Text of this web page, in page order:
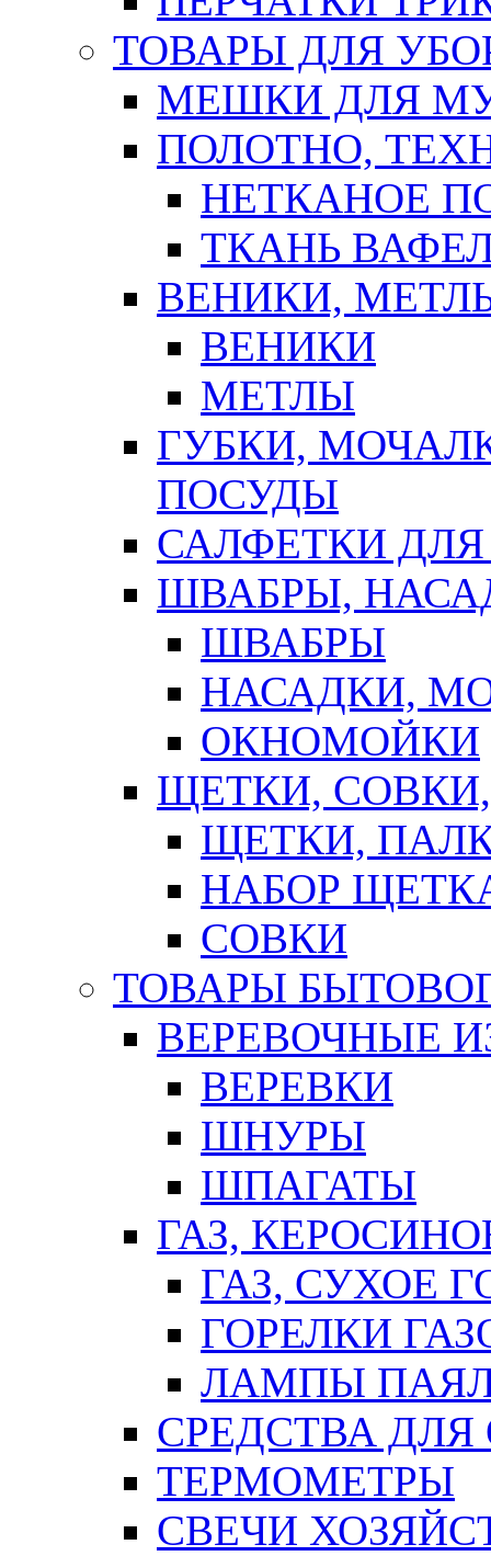
ТОВАРЫ ДЛЯ
МЕШКИ ДЛЯ
ПОЛОТНО,
НЕТКАНОЕ
ТКАНЬ
ВЕНИКИ,
ВЕНИКИ
МЕТЛЫ
ГУБКИ,
ПОСУДЫ
САЛФЕТКИ
ШВАБРЫ,
ШВАБРЫ
НАСАДКИ,
ОКНОМОЙКИ
ЩЕТКИ,
ЩЕТКИ,
НАБОР
СОВКИ
ТОВАРЫ
ВЕРЕВОЧНЫЕ
ВЕРЕВКИ
ШНУРЫ
ШПАГАТЫ
ГАЗ,
ГАЗ, СУХОЕ
ГОРЕЛКИ
ЛАМПЫ
СРЕДСТВА
ТЕРМОМЕТРЫ
СВЕЧИ